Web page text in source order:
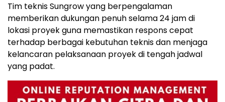
Tim teknis Sungrow yang berpengalaman
memberikan dukungan penuh selama 24 jam di
lokasi proyek guna memastikan respons cepat
terhadap berbagai kebutuhan teknis dan menjaga
kelancaran pelaksanaan proyek di tengah jadwal
yang padat.